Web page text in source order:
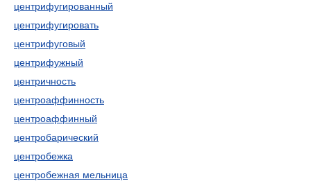
центрифугированный
центрифугировать
центрифуговый
центрифужный
центричность
центроаффинность
центроаффинный
центробарический
центробежка
центробежная мельница